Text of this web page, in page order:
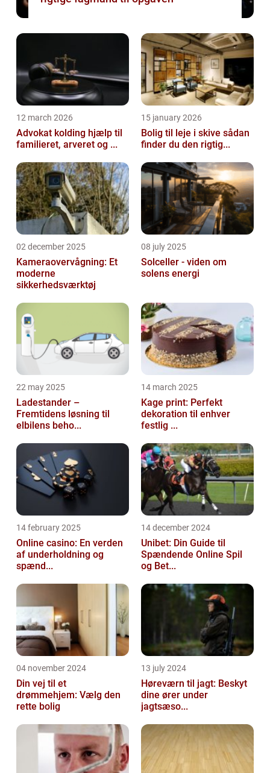
12 march 2026
Advokat kolding hjælp til
familieret, arveret og ...
15 january 2026
Bolig til leje i skive sådan
finder du den rigtig...
02 december 2025
Kameraovervågning: Et
moderne
sikkerhedsværktøj
08 july 2025
Solceller - viden om
solens energi
22 may 2025
Ladestander –
Fremtidens løsning til
elbilens beho...
14 march 2025
Kage print: Perfekt
dekoration til enhver
festlig ...
14 february 2025
Online casino: En verden
af underholdning og
spænd...
14 december 2024
Unibet: Din Guide til
Spændende Online Spil
og Bet...
04 november 2024
Din vej til et
drømmehjem: Vælg den
rette bolig
13 july 2024
Høreværn til jagt: Beskyt
dine ører under
jagtsæso...